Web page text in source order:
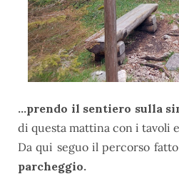
...prendo il sentiero sulla
di questa mattina con i tavoli
Da qui seguo il percorso
parcheggio.